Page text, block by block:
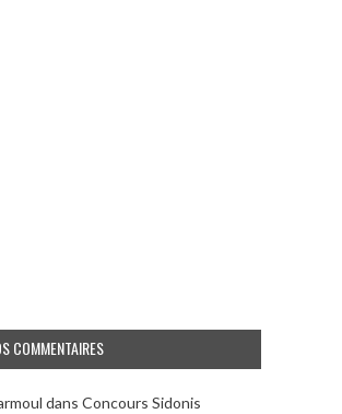
COMMENTAIRES
dans Concours Sidonis